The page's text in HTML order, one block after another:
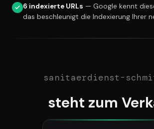
6 indexierte URLs — Google kennt
das beschleunigt die Indexierung Ihrer
sanitaerdienst-
steht zum